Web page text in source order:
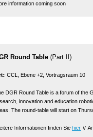
information coming soon
Round Table (Part II)
CCL, Ebene +2, Vortragsraum 10
DGR Round Table is a forum of the
innovation and education
The round-table will start on
Informationen finden Sie hier //